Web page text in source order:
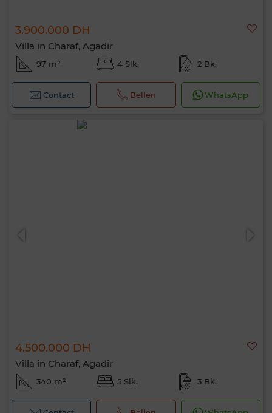
3.900.000 DH
Villa in Charaf, Agadir
97 m² 4 Slk. 2 Bk.
Contact Bellen WhatsApp
4.500.000 DH
Villa in Charaf, Agadir
340 m² 5 Slk. 3 Bk.